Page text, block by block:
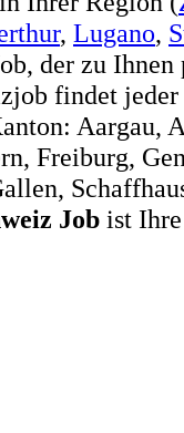
, Lugano,
der zu
findet
Aargau,
Freiburg,
Job ist